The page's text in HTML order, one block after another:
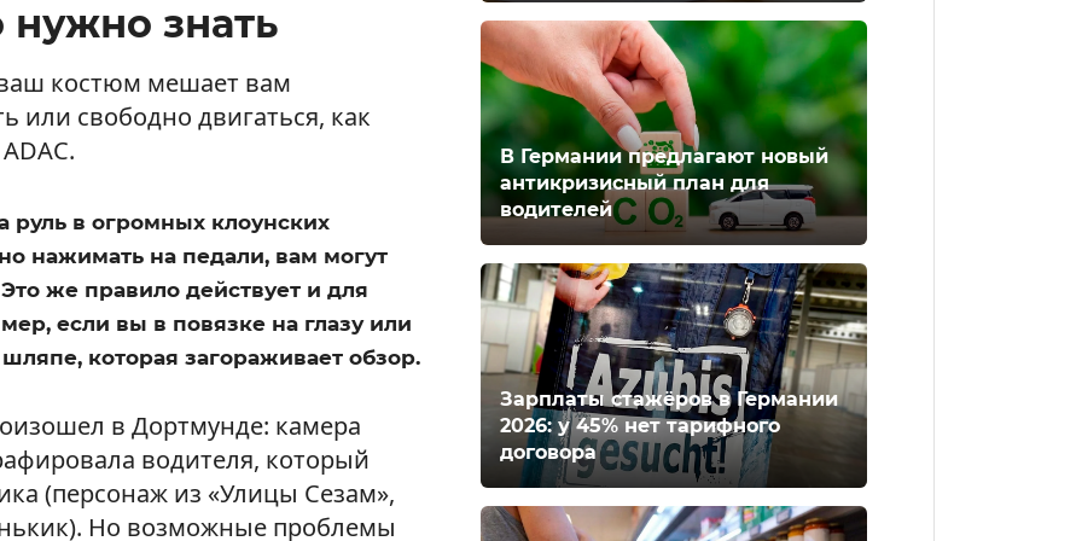
нужно знать
костюм мешает вам
или свободно двигаться, как
руль в огромных клоунских
нажимать на педали, вам могут
же правило действует и для
если вы в повязке на глазу или
которая загораживает обзор.
в Дортмунде: камера
водителя, который
(персонаж из «Улицы Сезам»,
Но возможные проблемы
В Германии предлагают новый
антикризисный план для
водителей
Зарплаты стажёров в Германии
2026: у 45% нет тарифного
договора